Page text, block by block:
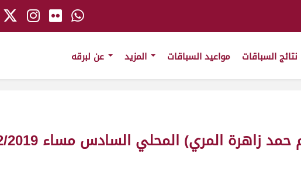
نتائج السباقات مواعيد السباقات